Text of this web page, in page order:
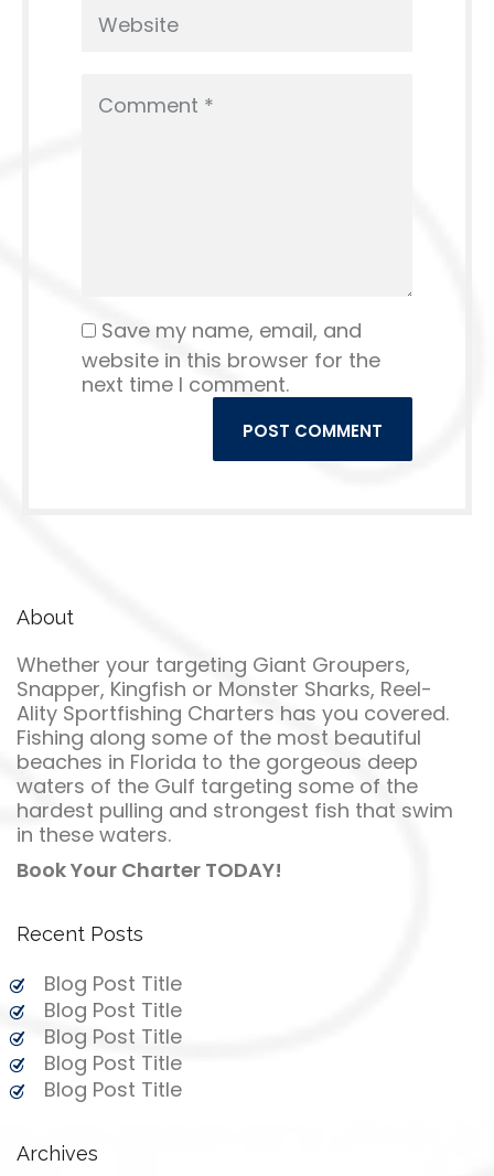
Save my name, email, and
website in this browser for the
next time I comment.
About
Whether your targeting Giant Groupers,
Snapper, Kingfish or Monster Sharks, Reel-
Ality Sportfishing Charters has you covered.
Fishing along some of the most beautiful
beaches in Florida to the gorgeous deep
waters of the Gulf targeting some of the
hardest pulling and strongest fish that swim
in these waters.
Book Your Charter TODAY!
Recent Posts
Blog Post Title
Blog Post Title
Blog Post Title
Blog Post Title
Blog Post Title
Archives